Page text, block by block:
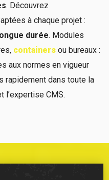
. Découvrez
à chaque projet :
durée. Modules
containers ou bureaux :
aux normes en vigueur
rapidement dans toute la
l’expertise CMS.